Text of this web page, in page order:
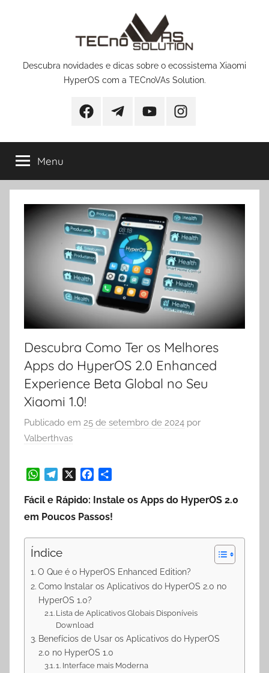
Descubra novidades e dicas sobre o ecossistema Xiaomi
HyperOS com a TECnoVAs Solution.
FacebookTelegramYouTubeInstagram
Menu
Descubra Como Ter os Melhores
Apps do HyperOS 2.0 Enhanced
Experience Beta Global no Seu
Xiaomi 1.0!
Publicado em 25 de setembro de 2024 por
Valberthvas
h
a
s
e
l
g
r
a
a
c
b
o
k
h
a
e
Fácil e Rápido: Instale os Apps do HyperOS 2.0
em Poucos Passos!
Índice
O Que é o HyperOS Enhanced Edition?
Como Instalar os Aplicativos do HyperOS 2.0 no
HyperOS 1.0?
Lista de Aplicativos Globais Disponíveis
Download
Benefícios de Usar os Aplicativos do HyperOS
2.0 no HyperOS 1.0
1. Interface mais Moderna